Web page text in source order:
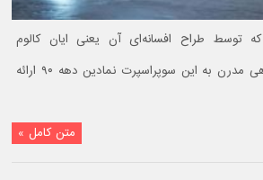
کانسپت جگوار XJ220 که توسط طراح افسانه‌ای آن یعنی ایان کالوم
بازآفرینی شده است، نگاهی مدرن به این سوپراسپرت نمادین دهه ۹۰ ارائه
متن کامل »